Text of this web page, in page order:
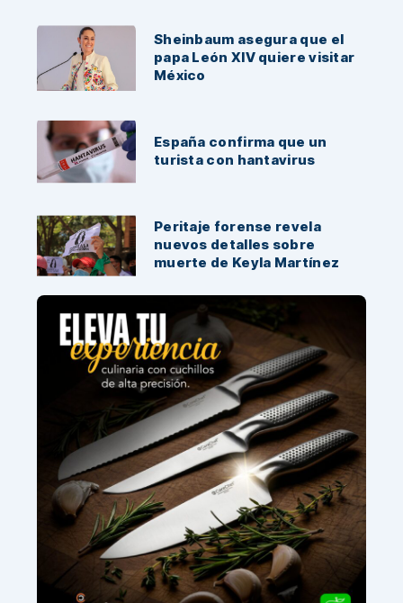
Sheinbaum asegura que el
papa León XIV quiere visitar
México
España confirma que un
turista con hantavirus
Peritaje forense revela
nuevos detalles sobre
muerte de Keyla Martínez